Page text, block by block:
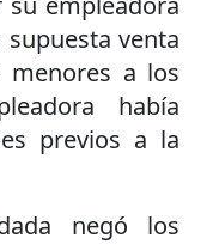
venta
menores a los
había
previos a la
negó los